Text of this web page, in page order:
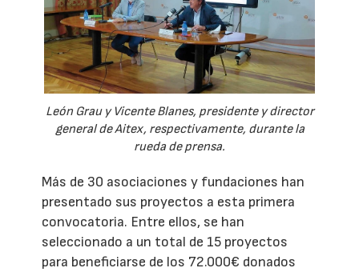
León Grau y Vicente Blanes, presidente y director
general de Aitex, respectivamente, durante la
rueda de prensa.
Más de 30 asociaciones y fundaciones han
presentado sus proyectos a esta primera
convocatoria. Entre ellos, se han
seleccionado a un total de 15 proyectos
para beneficiarse de los 72.000€ donados